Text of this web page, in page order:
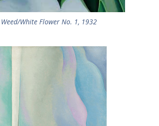
Weed/White Flower No. 1, 1932